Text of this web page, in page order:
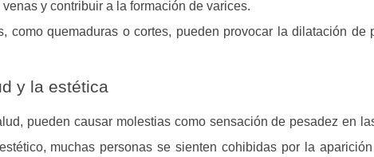
y contribuir a la formación de varices.
como quemaduras o cortes, pueden provocar la dilatación de
y la estética
pueden causar molestias como sensación de pesadez en
muchas personas se sienten cohibidas por la